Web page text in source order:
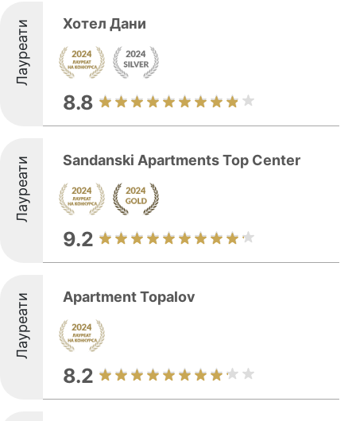
Лауреати Хотел Дани
8.8
Лауреати Sandanski Apartments Top Center
9.2
Лауреати Apartment Topalov
8.2